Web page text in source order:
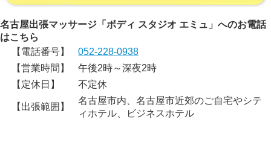
名古屋出張マッサージ「ボディ スタジオ エミュ」へのお電話
はこちら
【電話番号】
052-228-0938
【営業時間】
午後2時～深夜2時
【定休日】
不定休
【出張範囲】
名古屋市内、名古屋市近郊のご自宅やシテ
ィホテル、ビジネスホテル